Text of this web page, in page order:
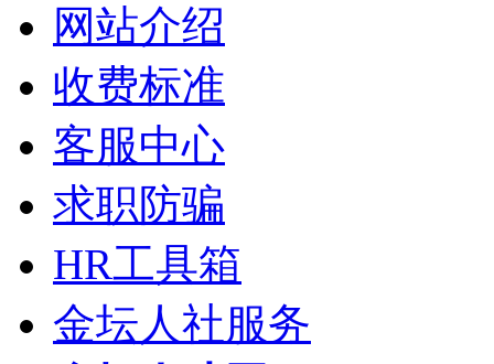
网站介绍
收费标准
客服中心
求职防骗
HR工具箱
金坛人社服务